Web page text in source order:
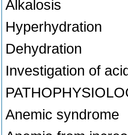
Alkalosis
Hyperhydration
Dehydration
Investigation of
Anemic syndrome